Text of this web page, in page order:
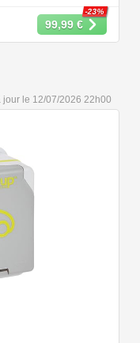
type 2 vous
et GB/T.
à la norme
tous les EV et
aux modèles
ZOE, Kona, Leaf,
à l'eau - IP54,
isolé sans choc
Testé avec
de charge de 2
évitant les risques
99,99 €
-23%
12/07/2026 22h00